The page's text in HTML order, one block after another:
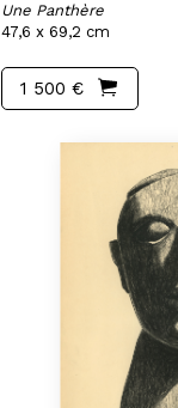
Une Panthère
47,6 x 69,2 cm
1 500 €